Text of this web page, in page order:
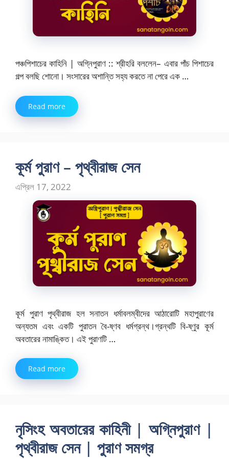
পঞ্চপিশাচের কাহিনি | অগ্নিপুরাণ :: শ্রীহরি বললেন– এবার পাঁচ পিশাচের
গল্প বলছি শোনো। সংসারের অশান্তি সহ্য করতে না পেরে এক …
Read more
কূর্ম পুরাণ – পৃথ্বীরাজ সেন
এপ্রিল 17, 2022
কূর্ম পুরাণ পৃথ্বীরাজ হল সনাতন ধর্মাবলম্বীদের আঠারোটি মহাপুরাণের
অন্যতম এবং একটি পুরাতন বৈ-ষ্ণব ধর্মগ্রন্থ।গ্রন্থটি বি-ষ্ণুর কূর্ম
অবতারের নামাঙ্কিত। এই পুরাণটি …
Read more
নৃসিংহ অবতারের কাহিনী | অগ্নিপুরাণ |
পৃথ্বীরাজ সেন | পুরাণ সমগ্র